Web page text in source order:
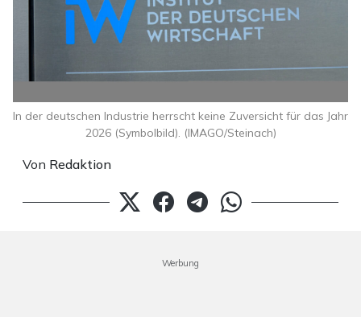
Von Redaktion
In der deutschen Industrie herrscht keine Zuversicht für das Jahr
2026 (Symbolbild). (IMAGO/Steinach)
Werbung